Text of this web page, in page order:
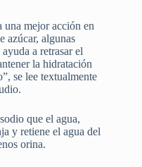
una mejor acción en
azúcar, algunas
a retrasar el
la hidratación
se lee textualmente
que el agua,
y retiene el agua del
orina.